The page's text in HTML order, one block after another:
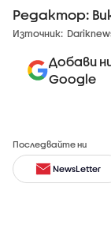
Редактор:
Източник:
Добави
Google
Последвайте ни
NewsLetter